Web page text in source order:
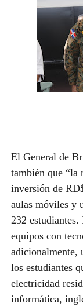
El General de
también que “la
inversión de
aulas móviles y
232
equipos con
adicionalmente,
los estudiantes
electricidad
informática,